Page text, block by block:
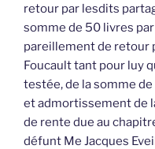
retour par lesdits
somme de 50 livres
pareillement de retour
Foucault tant pour luy
testée, de la somme
et admortissement de
de rente due au
défunt Me Jacques